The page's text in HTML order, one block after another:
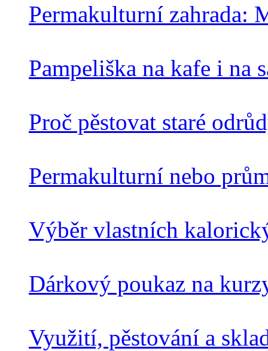
Permakulturní zahrada:
Pampeliška na kafe i na
Proč pěstovat staré
Permakulturní nebo
Výběr vlastních
Dárkový poukaz na
Využití, pěstování a